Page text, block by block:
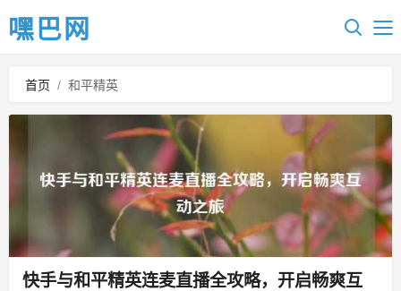
嘿巴网
首页 / 和平精英
快手与和平精英连麦直播全攻略，开启畅爽互